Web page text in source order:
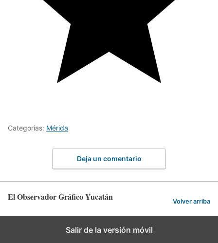
Categorías: Mérida
Deja un comentario
El Observador Gráfico Yucatán Volver arriba
Salir de la versión móvil